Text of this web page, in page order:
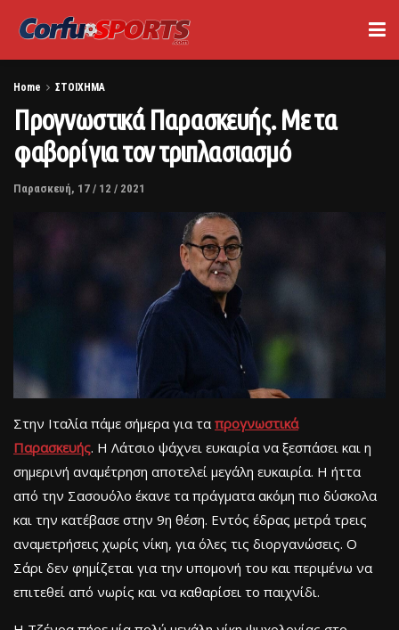
Home ΣΤΟΙΧΗΜΑ
Προγνωστικά Παρασκευής. Με τα
φαβορί για τον τριπλασιασμό
Παρασκευή, 17 / 12 / 2021
Στην Ιταλία πάμε σήμερα για τα προγνωστικά
Παρασκευής. Η Λάτσιο ψάχνει ευκαιρία να ξεσπάσει και η
σημερινή αναμέτρηση αποτελεί μεγάλη ευκαιρία. Η ήττα
από την Σασουόλο έκανε τα πράγματα ακόμη πιο δύσκολα
και την κατέβασε στην 9η θέση. Εντός έδρας μετρά τρεις
αναμετρήσεις χωρίς νίκη, για όλες τις διοργανώσεις. Ο
Σάρι δεν φημίζεται για την υπομονή του και περιμένω να
επιτεθεί από νωρίς και να καθαρίσει το παιχνίδι.